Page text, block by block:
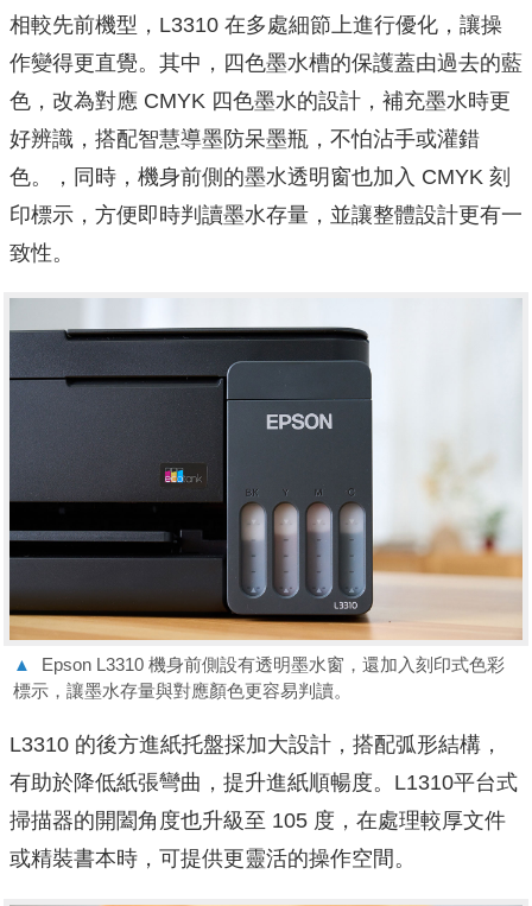
相較先前機型，L3310 在多處細節上進行優化，讓操
作變得更直覺。其中，四色墨水槽的保護蓋由過去的藍
色，改為對應 CMYK 四色墨水的設計，補充墨水時更
好辨識，搭配智慧導墨防呆墨瓶，不怕沾手或灌錯
色。，同時，機身前側的墨水透明窗也加入 CMYK 刻
印標示，方便即時判讀墨水存量，並讓整體設計更有一
致性。
▲
Epson L3310 機身前側設有透明墨水窗，還加入刻印式色彩
標示，讓墨水存量與對應顏色更容易判讀。
L3310 的後方進紙托盤採加大設計，搭配弧形結構，
有助於降低紙張彎曲，提升進紙順暢度。L1310平台式
掃描器的開闔角度也升級至 105 度，在處理較厚文件
或精裝書本時，可提供更靈活的操作空間。